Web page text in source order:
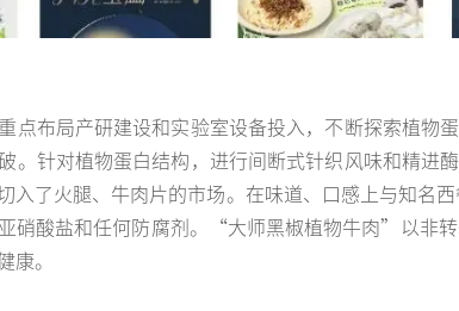
点布局产研建设和实验室设备投入，不断探索植物
。针对植物蛋白结构，进行间断式针织风味和精进
了火腿、牛肉片的市场。在味道、口感上与知名
硝酸盐和任何防腐剂。“大师黑椒植物牛肉”以非
。